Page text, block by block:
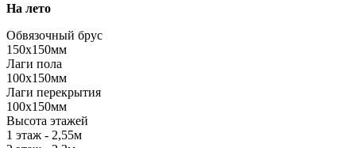
На лето
Обвязочный брус
150х150мм
Лаги пола
100х150мм
Лаги перекрытия
100х150мм
Высота этажей
1 этаж - 2,55м